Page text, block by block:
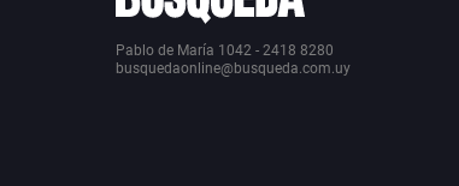
Pablo de María 1042 - 2418 8280
busquedaonline@busqueda.com.uy